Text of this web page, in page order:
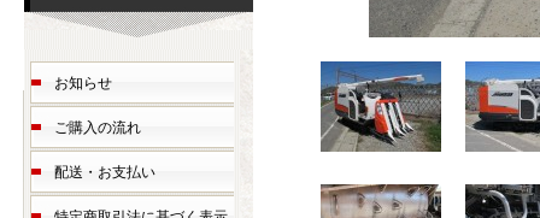
お知らせ
ご購入の流れ
配送・お支払い